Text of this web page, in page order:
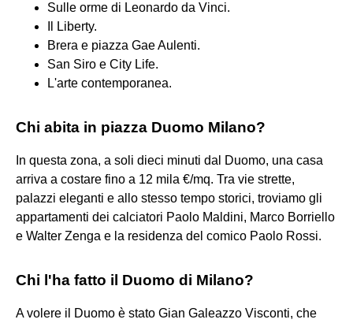
Sulle orme di Leonardo da Vinci.
Il Liberty.
Brera e piazza Gae Aulenti.
San Siro e City Life.
L'arte contemporanea.
Chi abita in piazza Duomo Milano?
In questa zona, a soli dieci minuti dal Duomo, una casa
arriva a costare fino a 12 mila €/mq. Tra vie strette,
palazzi eleganti e allo stesso tempo storici, troviamo gli
appartamenti dei calciatori Paolo Maldini, Marco Borriello
e Walter Zenga e la residenza del comico Paolo Rossi.
Chi l'ha fatto il Duomo di Milano?
A volere il Duomo è stato Gian Galeazzo Visconti, che